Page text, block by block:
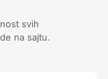
svih
na sajtu.